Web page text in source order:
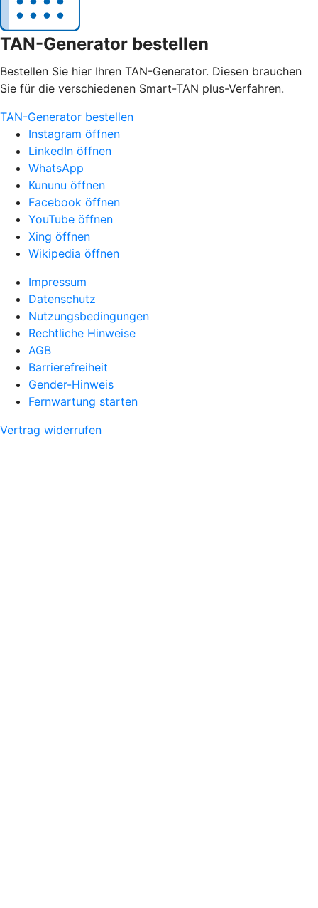
TAN-Generator bestellen
Bestellen Sie hier Ihren TAN-Generator. Diesen brauchen
Sie für die verschiedenen Smart-TAN plus-Verfahren.
TAN-Generator bestellen
Instagram öffnen
LinkedIn öffnen
WhatsApp
Kununu öffnen
Facebook öffnen
YouTube öffnen
Xing öffnen
Wikipedia öffnen
Impressum
Datenschutz
Nutzungsbedingungen
Rechtliche Hinweise
AGB
Barrierefreiheit
Gender-Hinweis
Fernwartung starten
Vertrag widerrufen